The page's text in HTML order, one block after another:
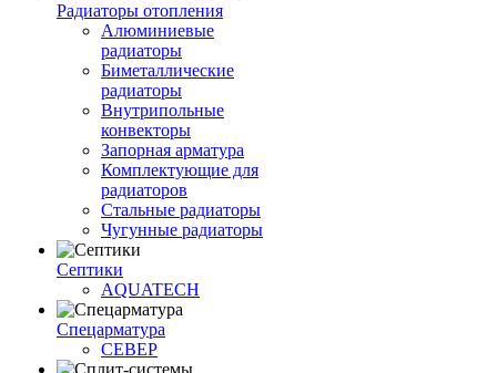
Радиаторы отопления
Алюминиевые
радиаторы
Биметаллические
радиаторы
Внутрипольные
конвекторы
Запорная арматура
Комплектующие для
радиаторов
Стальные радиаторы
Чугунные радиаторы
Септики
AQUATECH
Спецарматура
СЕВЕР